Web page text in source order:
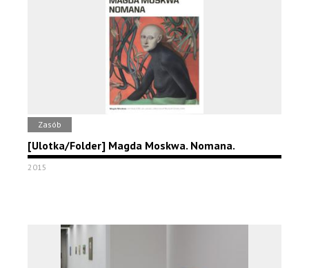
Zasób
[Ulotka/Folder] Magda Moskwa. Nomana.
2015